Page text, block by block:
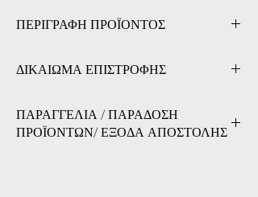
ΠΕΡΙΓΡΑΦΗ ΠΡΟΪΟΝΤΟΣ
Τύπος Μπαταρίας:Μολύβδου Υψηλής Ροής
Ισχύς:
34W/cell
Χωρητικότητα:9Ah
ΔΙΚΑΙΩΜΑ ΕΠΙΣΤΡΟΦΗΣ
Εχετε το δικαίωμα να επιστρέψετε τα προιόντα
που αγοράσατε, αζημίως και χωρίς να έχετε
ΠΑΡΑΓΓΕΛΙΑ / ΠΑΡΑΔΟΣΗ
ΠΡΟΪΟΝΤΩΝ/ ΕΞΟΔΑ ΑΠΟΣΤΟΛΗΣ